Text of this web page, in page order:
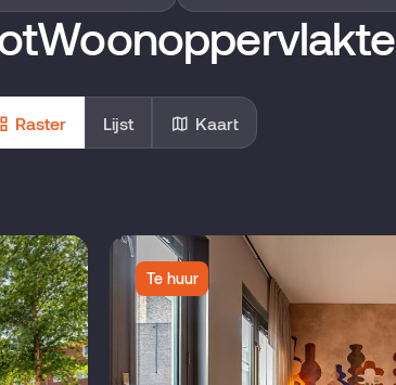
Woonoppervlakte
Raster Lijst Kaart
Te huur